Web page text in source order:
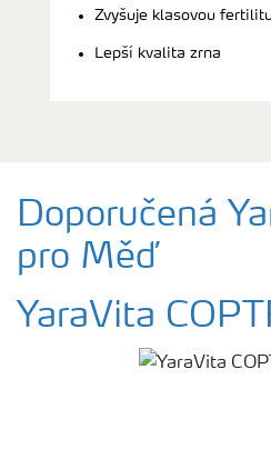
Zvyšuje klasovou
Lepší kvalita zrna
Doporučená
pro Měď
YaraVita